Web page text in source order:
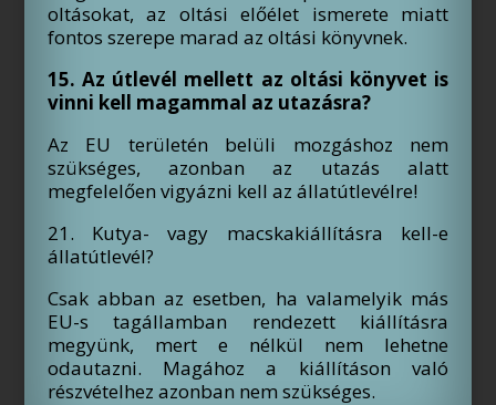
oltásokat, az oltási előélet ismerete miatt
fontos szerepe marad az oltási könyvnek.
15. Az útlevél mellett az oltási könyvet is
vinni kell magammal az utazásra?
Az EU területén belüli mozgáshoz nem
szükséges, azonban az utazás alatt
megfelelően vigyázni kell az állatútlevélre!
21. Kutya- vagy macskakiállításra kell-e
állatútlevél?
Csak abban az esetben, ha valamelyik más
EU-s tagállamban rendezett kiállításra
megyünk, mert e nélkül nem lehetne
odautazni. Magához a kiállításon való
részvételhez azonban nem szükséges.